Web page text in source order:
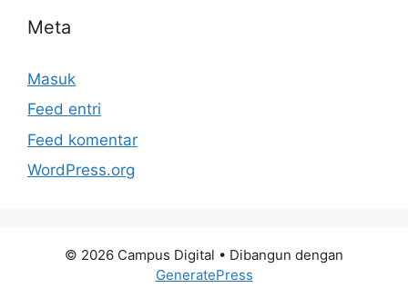
Meta
Masuk
Feed entri
Feed komentar
WordPress.org
© 2026 Campus Digital • Dibangun dengan
GeneratePress